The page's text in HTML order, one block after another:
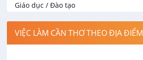
Giáo dục / Đào tạo
Luật
VIỆC LÀM CẦN THƠ THEO ĐỊA ĐIỂM